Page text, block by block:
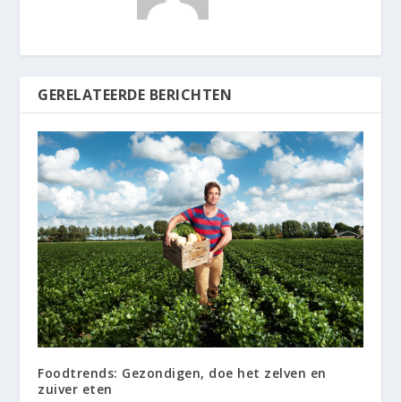
GERELATEERDE BERICHTEN
Foodtrends: Gezondigen, doe het zelven en
zuiver eten